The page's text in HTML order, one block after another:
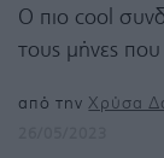
Ο πιο cool
τους μήνες που
από τηνΧρύσα